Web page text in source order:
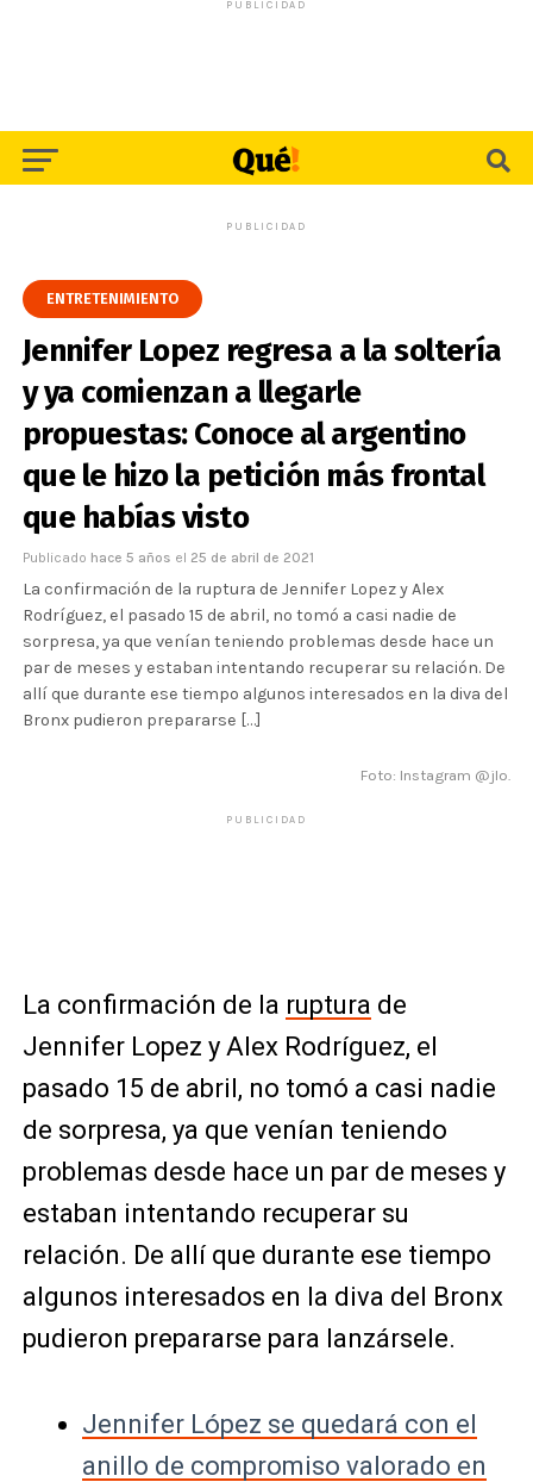
PUBLICIDAD
PUBLICIDAD
ENTRETENIMIENTO
Jennifer Lopez regresa a la soltería
y ya comienzan a llegarle
propuestas: Conoce al argentino
que le hizo la petición más frontal
que habías visto
Publicado hace 5 años el 25 de abril de 2021
La confirmación de la ruptura de Jennifer Lopez y Alex
Rodríguez, el pasado 15 de abril, no tomó a casi nadie de
sorpresa, ya que venían teniendo problemas desde hace un
par de meses y estaban intentando recuperar su relación. De
allí que durante ese tiempo algunos interesados en la diva del
Bronx pudieron prepararse […]
Foto: Instagram @jlo.
PUBLICIDAD
La confirmación de la ruptura de
Jennifer Lopez y Alex Rodríguez, el
pasado 15 de abril, no tomó a casi nadie
de sorpresa, ya que venían teniendo
problemas desde hace un par de meses y
estaban intentando recuperar su
relación. De allí que durante ese tiempo
algunos interesados en la diva del Bronx
pudieron prepararse para lanzársele.
Jennifer López se quedará con el
anillo de compromiso valorado en